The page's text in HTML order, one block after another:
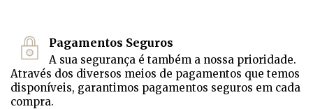
Pagamentos Seguros
A sua segurança é também a nossa prioridade.
Através dos diversos meios de pagamentos que temos
disponíveis, garantimos pagamentos seguros em cada
compra.